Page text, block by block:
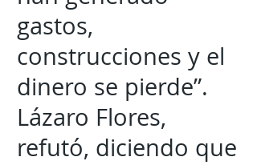
gastos,
construcciones y el
dinero se pierde”.
Lázaro Flores,
refutó, diciendo que